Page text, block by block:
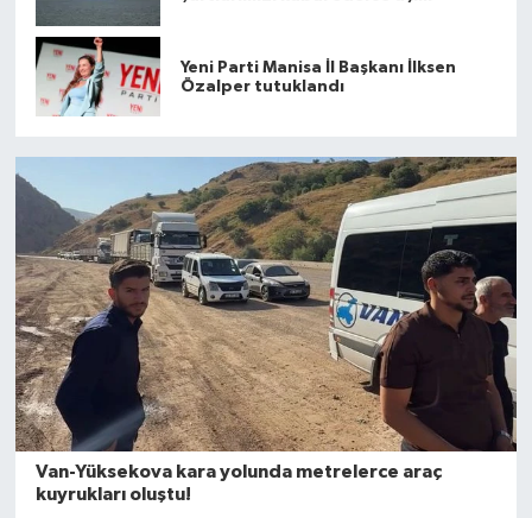
Yeni Parti Manisa İl Başkanı İlksen
Özalper tutuklandı
Van-Yüksekova kara yolunda metrelerce araç
kuyrukları oluştu!